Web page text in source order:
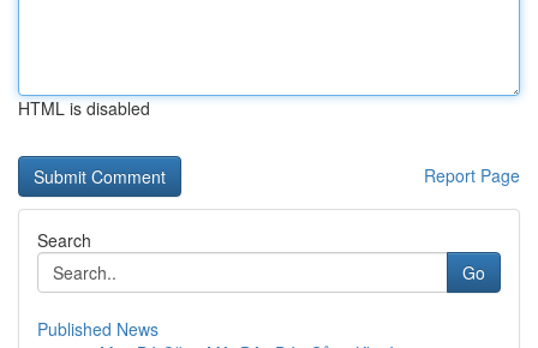
HTML is disabled
Report Page
Search
Go
Published News